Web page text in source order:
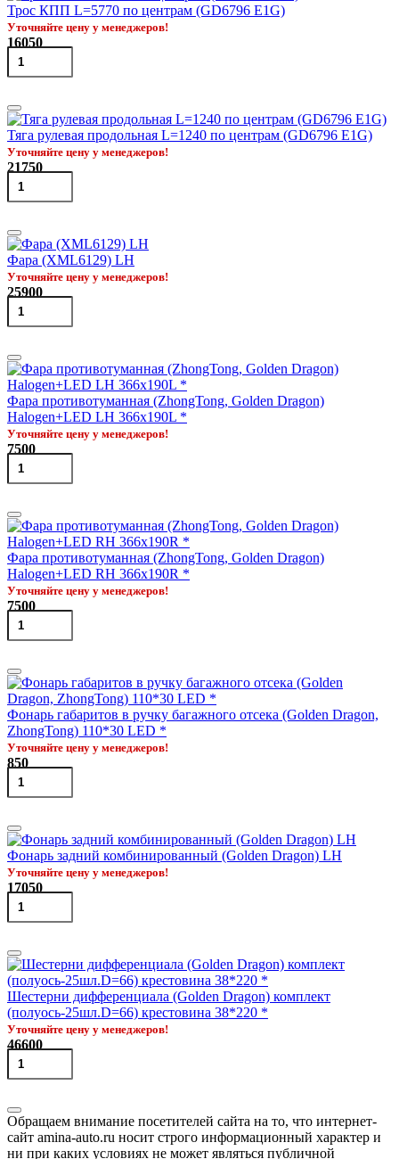
Трос КПП L=5770 по центрам (GD6796 Е1G)
Уточняйте цену у менеджеров!
16050
Тяга рулевая продольная L=1240 по центрам (GD6796 Е1G)
Уточняйте цену у менеджеров!
21750
Фара (XML6129) LH
Уточняйте цену у менеджеров!
25900
Фара противотуманная (ZhongTong, Golden Dragon)
Halogen+LED LH 366x190L *
Уточняйте цену у менеджеров!
7500
Фара противотуманная (ZhongTong, Golden Dragon)
Halogen+LED RH 366x190R *
Уточняйте цену у менеджеров!
7500
Фонарь габаритов в ручку багажного отсека (Golden Dragon,
ZhongTong) 110*30 LED *
Уточняйте цену у менеджеров!
850
Фонарь задний комбинированный (Golden Dragon) LH
Уточняйте цену у менеджеров!
17050
Шестерни дифференциала (Golden Dragon) комплект
(полуось-25шл.D=66) крестовина 38*220 *
Уточняйте цену у менеджеров!
46600
Обращаем внимание посетителей сайта на то, что интернет-
сайт amina-auto.ru носит строго информационный характер и
ни при каких условиях не может являться публичной